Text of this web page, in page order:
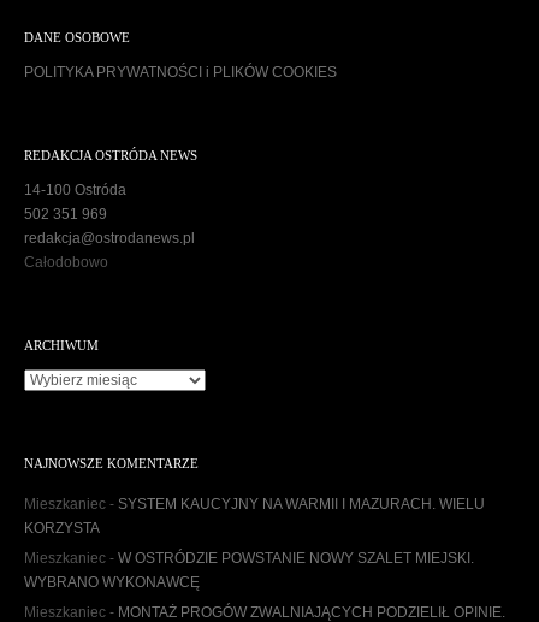
DANE OSOBOWE
POLITYKA PRYWATNOŚCI i PLIKÓW COOKIES
REDAKCJA OSTRÓDA NEWS
14-100 Ostróda
502 351 969
redakcja@ostrodanews.pl
Całodobowo
ARCHIWUM
A
w
u
NAJNOWSZE KOMENTARZE
Mieszkaniec - SYSTEM KAUCYJNY NA WARMII I MAZURACH. WIELU
KORZYSTA
Mieszkaniec - W OSTRÓDZIE POWSTANIE NOWY SZALET MIEJSKI.
WYBRANO WYKONAWCĘ
Mieszkaniec - MONTAŻ PROGÓW ZWALNIAJĄCYCH PODZIELIŁ OPINIE.